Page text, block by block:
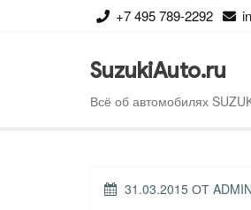
+7 495 789-2292
SuzukiAuto.ru
Всё об автомобилях
ОПУБЛИКОВАНО
31.03.2015 ОТ